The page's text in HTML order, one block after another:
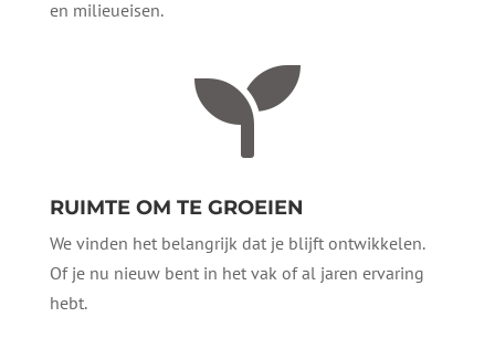
en milieueisen.

RUIMTE OM TE GROEIEN
We vinden het belangrijk dat je blijft ontwikkelen.
Of je nu nieuw bent in het vak of al jaren ervaring
hebt.